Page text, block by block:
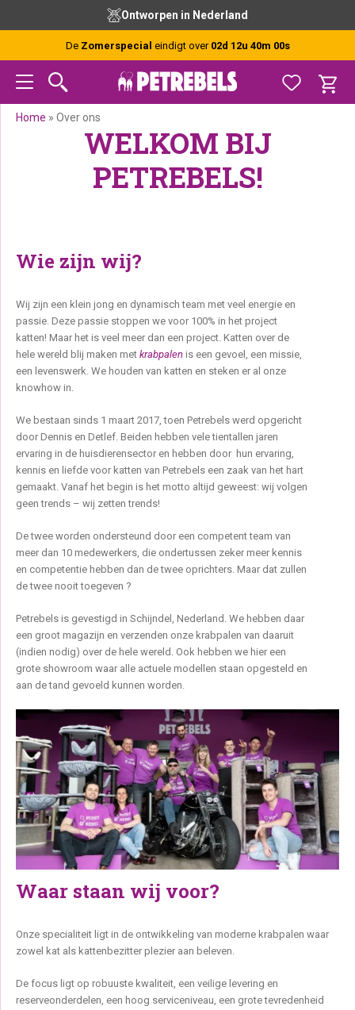
hoofdnavigatie
hoofd
inhoud
voettekst
Gratis advies van onze experts
De Zomerspecial eindigt over 02d 12u 39m 59s
Home » Over ons
WELKOM BIJ
PETREBELS!
Wie zijn wij?
Wij zijn een klein jong en dynamisch team met veel energie en
passie. Deze passie stoppen we voor 100% in het project
katten! Maar het is veel meer dan een project. Katten over de
hele wereld blij maken met krabpalen is een gevoel, een missie,
een levenswerk. We houden van katten en steken er al onze
knowhow in.
We bestaan sinds 1 maart 2017, toen Petrebels werd opgericht
door Dennis en Detlef. Beiden hebben vele tientallen jaren
ervaring in de huisdierensector en hebben door hun ervaring,
kennis en liefde voor katten van Petrebels een zaak van het hart
gemaakt. Vanaf het begin is het motto altijd geweest: wij volgen
geen trends – wij zetten trends!
De twee worden ondersteund door een competent team van
meer dan 10 medewerkers, die ondertussen zeker meer kennis
en competentie hebben dan de twee oprichters. Maar dat zullen
de twee nooit toegeven ?
Petrebels is gevestigd in Schijndel, Nederland. We hebben daar
een groot magazijn en verzenden onze krabpalen van daaruit
(indien nodig) over de hele wereld. Ook hebben we hier een
grote showroom waar alle actuele modellen staan opgesteld en
aan de tand gevoeld kunnen worden.
Waar staan wij voor?
Onze specialiteit ligt in de ontwikkeling van moderne krabpalen waar
zowel kat als kattenbezitter plezier aan beleven.
De focus ligt op robuuste kwaliteit, een veilige levering en
reserveonderdelen, een hoog serviceniveau, een grote tevredenheid